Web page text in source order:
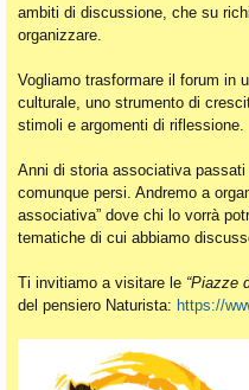
ambiti di discussione, che su
organizzare.
Vogliamo trasformare il forum in
culturale, uno strumento di
stimoli e argomenti di riflessione.
Anni di storia associativa
comunque persi. Andremo a
associativa” dove chi lo vorrà
tematiche di cui abbiamo
Ti invitiamo a visitare le “Piazze
del pensiero Naturista: https://